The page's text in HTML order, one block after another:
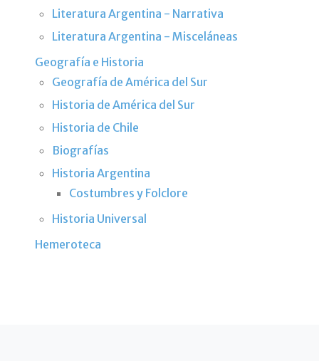
Literatura Argentina - Narrativa
Literatura Argentina - Misceláneas
Geografía e Historia
Geografía de América del Sur
Historia de América del Sur
Historia de Chile
Biografías
Historia Argentina
Costumbres y Folclore
Historia Universal
Hemeroteca